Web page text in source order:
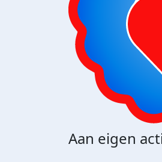
Aan eigen